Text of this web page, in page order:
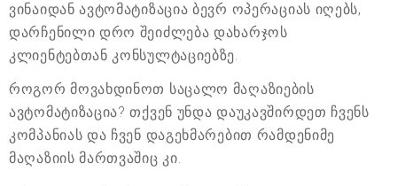
ვინაიდან ავტომატიზაცია ბევრ ოპერაციას იღებს,
დარჩენილი დრო შეიძლება დახარჯოს
კლიენტებთან კონსულტაციებზე.
როგორ მოვახდინოთ საცალო მაღაზიების
ავტომატიზაცია? თქვენ უნდა დაუკავშირდეთ ჩვენს
კომპანიას და ჩვენ დაგეხმარებით რამდენიმე
მაღაზიის მართვაშიც კი.